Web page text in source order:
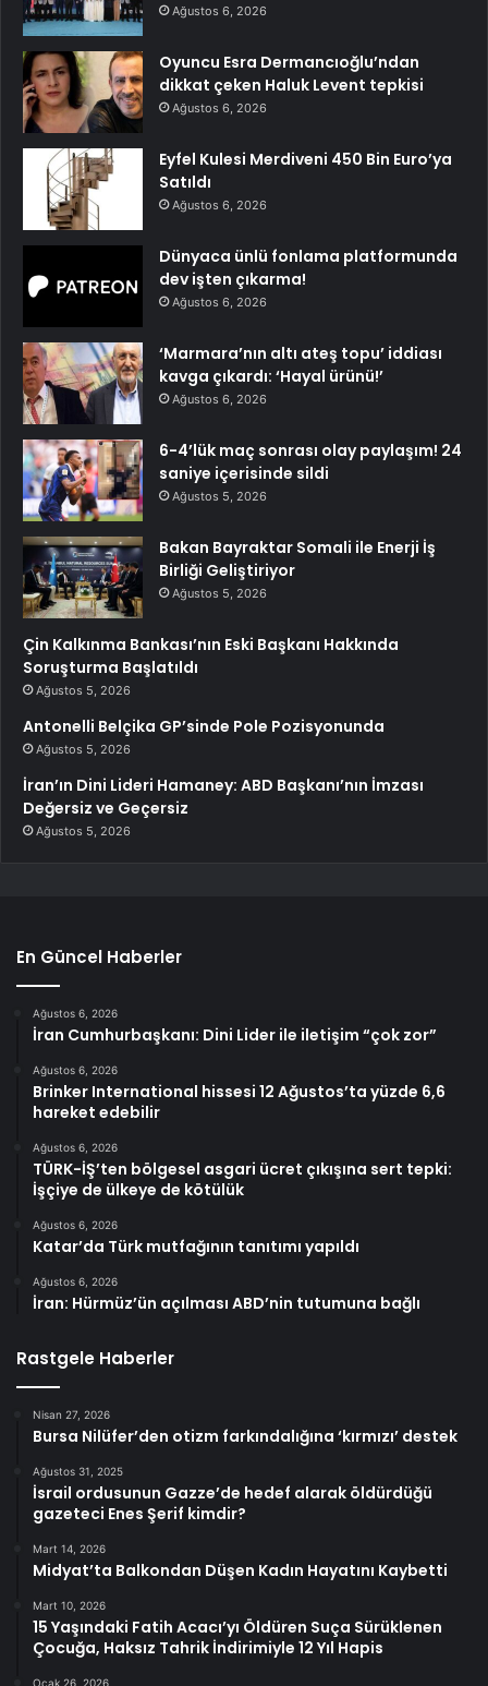
Ağustos 6, 2026
Oyuncu Esra Dermancıoğlu’ndan
dikkat çeken Haluk Levent tepkisi
Ağustos 6, 2026
Eyfel Kulesi Merdiveni 450 Bin Euro’ya
Satıldı
Ağustos 6, 2026
Dünyaca ünlü fonlama platformunda
dev işten çıkarma!
Ağustos 6, 2026
‘Marmara’nın altı ateş topu’ iddiası
kavga çıkardı: ‘Hayal ürünü!’
Ağustos 6, 2026
6-4’lük maç sonrası olay paylaşım! 24
saniye içerisinde sildi
Ağustos 5, 2026
Bakan Bayraktar Somali ile Enerji İş
Birliği Geliştiriyor
Ağustos 5, 2026
Çin Kalkınma Bankası’nın Eski Başkanı Hakkında
Soruşturma Başlatıldı
Ağustos 5, 2026
Antonelli Belçika GP’sinde Pole Pozisyonunda
Ağustos 5, 2026
İran’ın Dini Lideri Hamaney: ABD Başkanı’nın İmzası
Değersiz ve Geçersiz
Ağustos 5, 2026
En Güncel Haberler
Ağustos 6, 2026
İran Cumhurbaşkanı: Dini Lider ile iletişim “çok zor”
Ağustos 6, 2026
Brinker International hissesi 12 Ağustos’ta yüzde 6,6
hareket edebilir
Ağustos 6, 2026
TÜRK-İŞ’ten bölgesel asgari ücret çıkışına sert tepki:
İşçiye de ülkeye de kötülük
Ağustos 6, 2026
Katar’da Türk mutfağının tanıtımı yapıldı
Ağustos 6, 2026
İran: Hürmüz’ün açılması ABD’nin tutumuna bağlı
Rastgele Haberler
Nisan 27, 2026
Bursa Nilüfer’den otizm farkındalığına ‘kırmızı’ destek
Ağustos 31, 2025
İsrail ordusunun Gazze’de hedef alarak öldürdüğü
gazeteci Enes Şerif kimdir?
Mart 14, 2026
Midyat’ta Balkondan Düşen Kadın Hayatını Kaybetti
Mart 10, 2026
15 Yaşındaki Fatih Acacı’yı Öldüren Suça Sürüklenen
Çocuğa, Haksız Tahrik İndirimiyle 12 Yıl Hapis
Ocak 26, 2026